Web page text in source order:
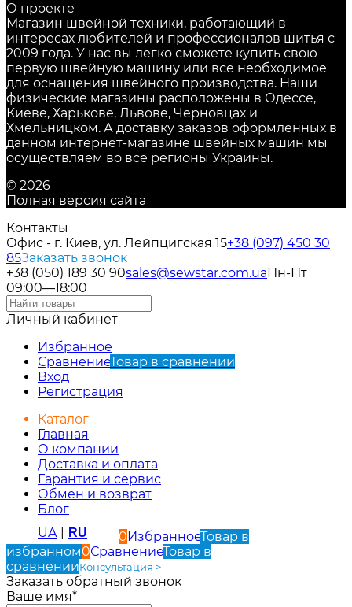
О проекте
Магазин швейной техники, работающий в
интересах любителей и профессионалов шитья с
2009 года. У нас вы легко сможете купить свою
первую швейную машину или все необходимое
для оснащения швейного производства. Наши
физические магазины расположены в Одессе,
Киеве, Харькове, Львове, Черновцах и
Хмельницком. А доставку заказов оформленных в
данном интернет-магазине швейных машин мы
осуществляем во все регионы Украины.
© 2026
Полная версия сайта
Контакты
Офис - г. Киев, ул. Лейпцигская 15+38 (097) 450 30
85Заказать звонок
+38 (050) 189 30 90sales@sewstar.com.uaПн-Пт
09:00—18:00
Личный кабинет
Избранное
СравнениеТовар в сравнении
Вход
Регистрация
Каталог
Главная
О компании
Доставка и оплата
Гарантия и сервис
Обмен и возврат
Блог
UA
RU 0ИзбранноеТовар в
избранном0СравнениеТовар в
сравненииКонсультация >
Заказать обратный звонок
Ваше имя*